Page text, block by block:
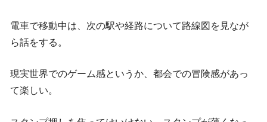
電車で移動中は、次の駅や経路について路線図を見なが
ら話をする。
現実世界でのゲーム感というか、都会での冒険感があっ
て楽しい。